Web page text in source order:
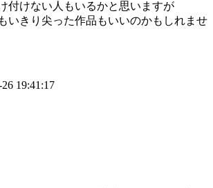
付けない人もいるかと思いますが
いきり尖った作品もいいのかもしれませ
19:41:17